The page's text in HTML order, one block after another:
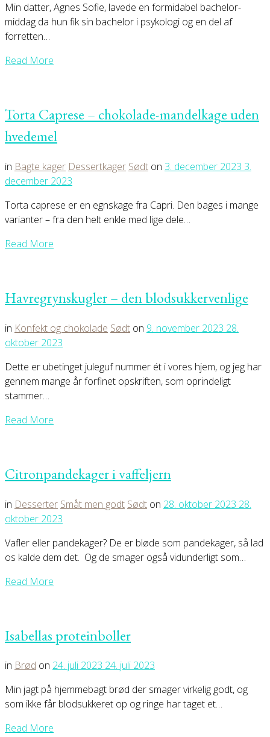
Min datter, Agnes Sofie, lavede en formidabel bachelor-
middag da hun fik sin bachelor i psykologi og en del af
forretten…
Read More
Torta Caprese – chokolade-mandelkage uden
hvedemel
in Bagte kager Dessertkager Sødt on 3. december 2023 3.
december 2023
Torta caprese er en egnskage fra Capri. Den bages i mange
varianter – fra den helt enkle med lige dele…
Read More
Havregrynskugler – den blodsukkervenlige
in Konfekt og chokolade Sødt on 9. november 2023 28.
oktober 2023
Dette er ubetinget juleguf nummer ét i vores hjem, og jeg har
gennem mange år forfinet opskriften, som oprindeligt
stammer…
Read More
Citronpandekager i vaffeljern
in Desserter Småt men godt Sødt on 28. oktober 2023 28.
oktober 2023
Vafler eller pandekager? De er bløde som pandekager, så lad
os kalde dem det. Og de smager også vidunderligt som…
Read More
Isabellas proteinboller
in Brød on 24. juli 2023 24. juli 2023
Min jagt på hjemmebagt brød der smager virkelig godt, og
som ikke får blodsukkeret op og ringe har taget et…
Read More